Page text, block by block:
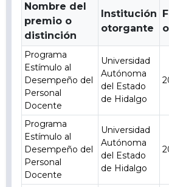
Nombre del
premio o
distinción
Institución
otorgante
Programa
Estímulo al
Desempeño del
Personal
Docente
Universidad
Autónoma
del Estado
de Hidalgo
Programa
Estímulo al
Desempeño del
Personal
Docente
Universidad
Autónoma
del Estado
de Hidalgo